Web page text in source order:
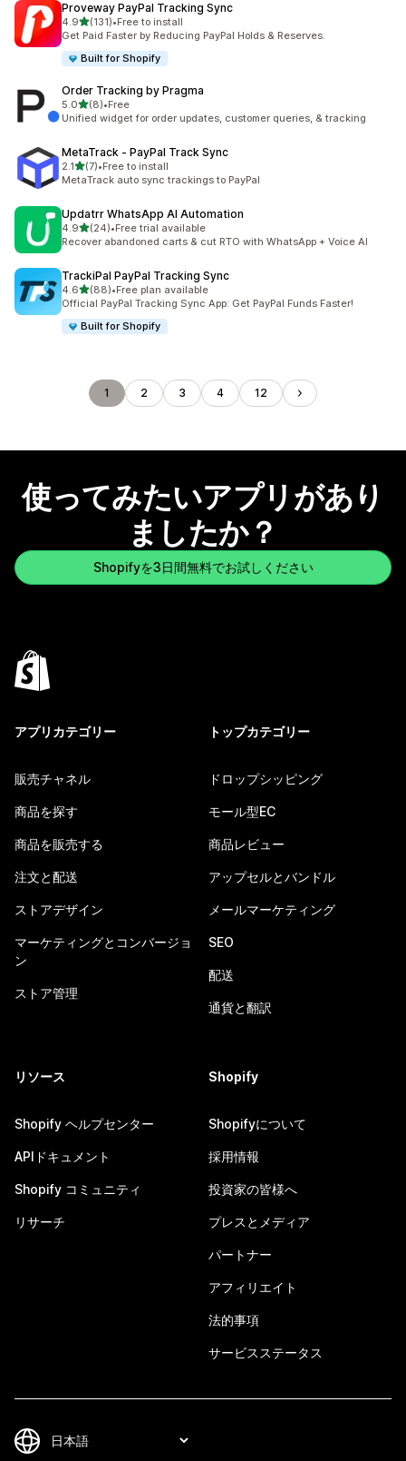
Proveway PayPal Tracking Sync
4.95つ星中
(131)
合計レビュー数：131件
•Free to install
Get Paid Faster by Reducing PayPal Holds & Reserves.
Built for Shopify
Order Tracking by Pragma
5.05つ星中
(8)
合計レビュー数：8件
•Free
Unified widget for order updates, customer queries, & tracking
MetaTrack ‑ PayPal Track Sync
2.15つ星中
(7)
合計レビュー数：7件
•Free to install
MetaTrack auto sync trackings to PayPal
Updatrr WhatsApp AI Automation
4.95つ星中
(24)
合計レビュー数：24件
•Free trial available
Recover abandoned carts & cut RTO with WhatsApp + Voice AI
TrackiPal PayPal Tracking Sync
4.65つ星中
(88)
合計レビュー数：88件
•Free plan available
Official PayPal Tracking Sync App: Get PayPal Funds Faster!
Built for Shopify
1 2 3 4 12
使ってみたいアプリがあり
ましたか？
Shopifyを3日間無料でお試しください
アプリカテゴリー
販売チャネル
商品を探す
商品を販売する
注文と配送
ストアデザイン
マーケティングとコンバージョ
ン
ストア管理
トップカテゴリー
ドロップシッピング
モール型EC
商品レビュー
アップセルとバンドル
メールマーケティング
SEO
配送
通貨と翻訳
リソース
Shopify ヘルプセンター
APIドキュメント
Shopify コミュニティ
リサーチ
Shopify
Shopifyについて
採用情報
投資家の皆様へ
プレスとメディア
パートナー
アフィリエイト
法的事項
サービスステータス